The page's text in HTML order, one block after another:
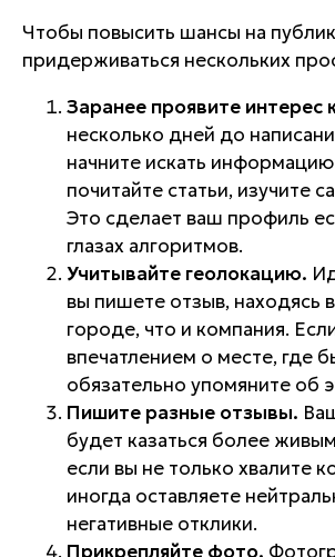
Чтобы повысить шансы на
придерживаться нескольких
Заранее проявите интерес
несколько дней до
начните искать
почитайте статьи, изучите
Это сделает ваш профиль
глазах алгоритмов.
Учитывайте геолокацию.
вы пишете отзыв, находясь
городе, что и компания.
впечатлением о месте, где
обязательно упомяните об
Пишите разные отзывы.
будет казаться более
если вы не только хвалите
иногда оставляете
негативные отклики.
Прикрепляйте фото.